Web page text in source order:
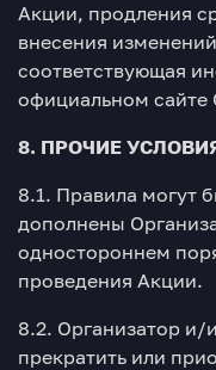
Акции, продления
внесения
соответствующая
официальном сайте
8. ПРОЧИЕ
8.1. Правила могут
дополнены
одностороннем
проведения Акции.
8.2. Организатор и/
прекратить или